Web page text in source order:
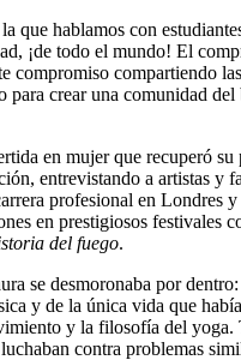
que hablamos con
¡de todo el mundo! El
compromiso compartiendo
crear una comunidad
en mujer que recuperó
entrevistando a artistas y
profesional en
en prestigiosos festivales
del fuego.
se desmoronaba por
y de la única vida que
y la filosofía del
contra problemas